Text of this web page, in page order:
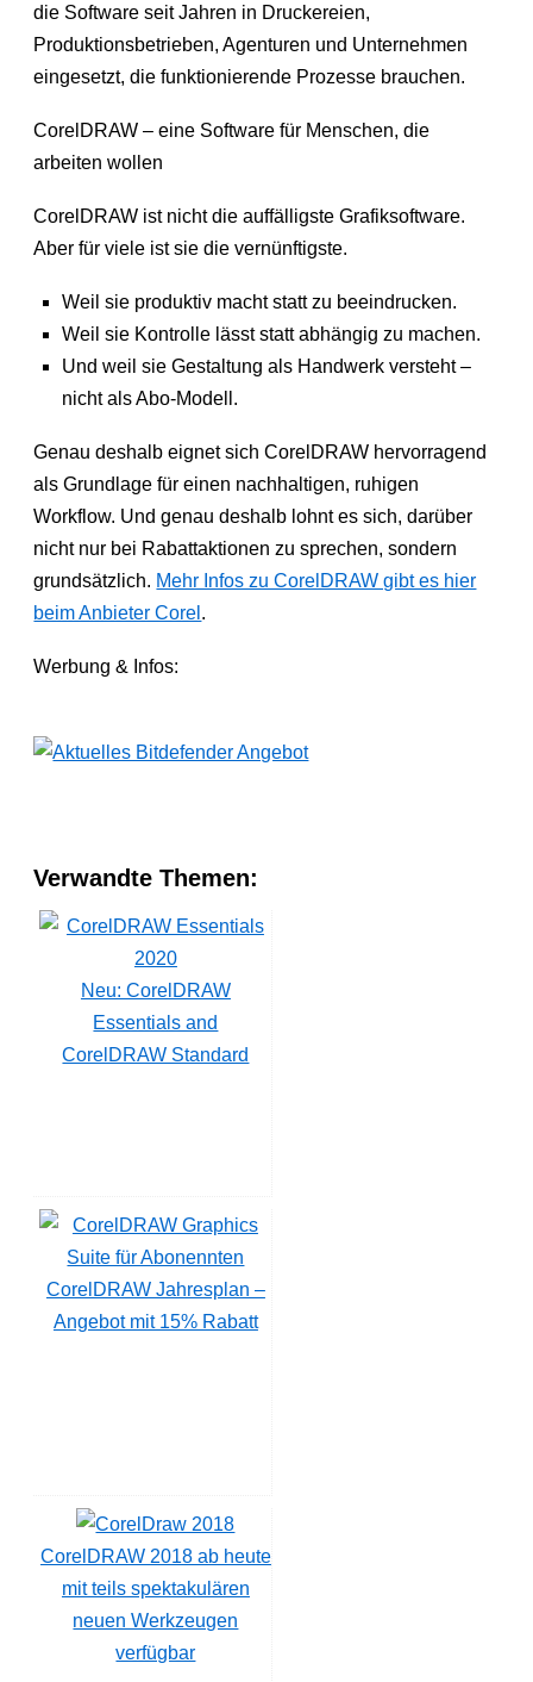
die Software seit Jahren in Druckereien,
Produktionsbetrieben, Agenturen und Unternehmen
eingesetzt, die funktionierende Prozesse brauchen.
CorelDRAW – eine Software für Menschen, die
arbeiten wollen
CorelDRAW ist nicht die auffälligste Grafiksoftware.
Aber für viele ist sie die vernünftigste.
Weil sie produktiv macht statt zu beeindrucken.
Weil sie Kontrolle lässt statt abhängig zu machen.
Und weil sie Gestaltung als Handwerk versteht –
nicht als Abo-Modell.
Genau deshalb eignet sich CorelDRAW hervorragend
als Grundlage für einen nachhaltigen, ruhigen
Workflow. Und genau deshalb lohnt es sich, darüber
nicht nur bei Rabattaktionen zu sprechen, sondern
grundsätzlich. Mehr Infos zu CorelDRAW gibt es hier
beim Anbieter Corel .
Werbung & Infos:
Verwandte Themen:
Neu: CorelDRAW
Essentials and
CorelDRAW Standard
CorelDRAW Jahresplan –
Angebot mit 15% Rabatt
CorelDRAW 2018 ab heute
mit teils spektakulären
neuen Werkzeugen
verfügbar